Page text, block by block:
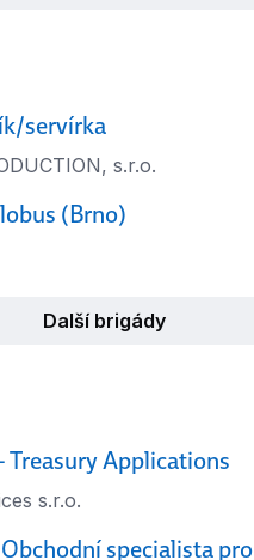
servírka
s.r.o.
(Brno)
Další brigády
Treasury Applications
s.r.o.
specialista pro